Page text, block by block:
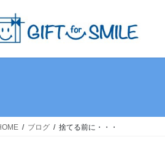
ブログ 捨てる前に・・・